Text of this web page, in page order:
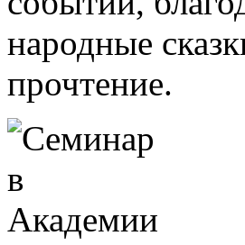
народные
прочтение.